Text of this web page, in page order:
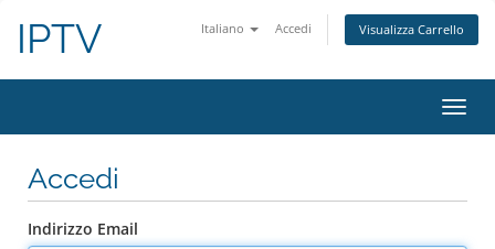
Italiano Accedi Visualizza Carrello
IPTV
Attiva
Accedi
Indirizzo Email